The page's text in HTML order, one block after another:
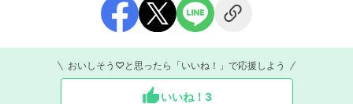
おいしそう♡と思ったら「いいね！」で応援しよう
いいね！ 3